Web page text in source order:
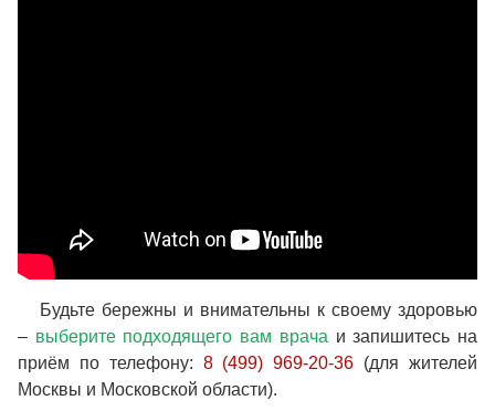
Будьте бережны и внимательны к своему здоровью
– выберите подходящего вам врача и запишитесь на
приём по телефону: 8 (499) 969-20-36 (для жителей
Москвы и Московской области).